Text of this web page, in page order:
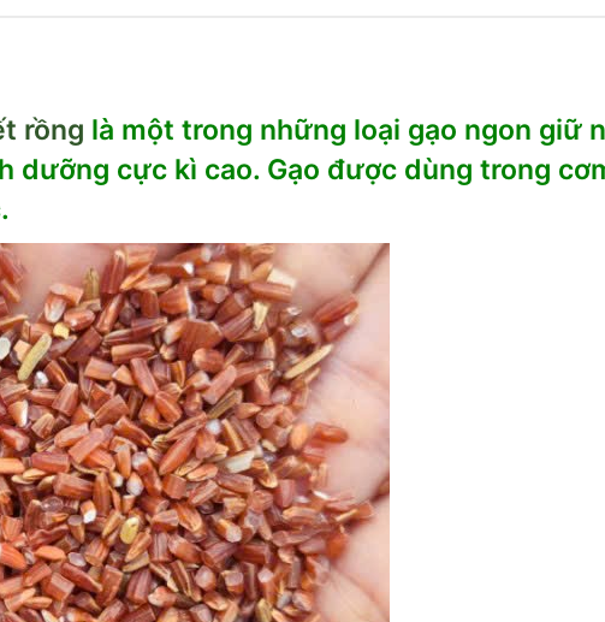
rồng là một trong những loại gạo ngon giữ
dưỡng cực kì cao. Gạo được dùng trong